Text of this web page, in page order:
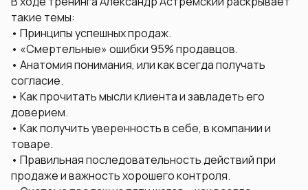
такие темы:
• Принципы успешных продаж.
• «Смертельные» ошибки 95% продавцов.
• Анатомия понимания, или как всегда получать
согласие.
• Как прочитать мысли клиента и завладеть его
доверием.
• Как получить уверенность в себе, в компании и
товаре.
• Правильная последовательность действий при
продаже и важность хорошего контроля.